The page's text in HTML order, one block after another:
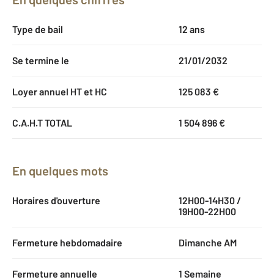
Type de bail 12 ans
Se termine le 21/01/2032
Loyer annuel HT et HC 125 083 €
C.A.H.T TOTAL 1 504 896 €
En quelques mots
Horaires d'ouverture
12H00-14H30 /
19H00-22H00
Fermeture hebdomadaire Dimanche AM
Fermeture annuelle 1 Semaine